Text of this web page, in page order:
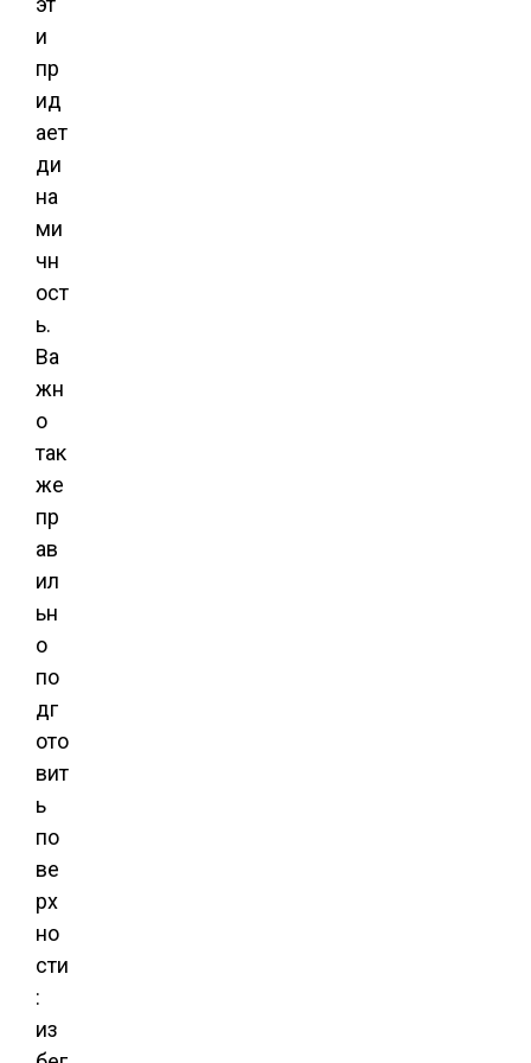
и
пр
ид
ает
ди
на
ми
чн
ост
ь.
Ва
жн
о
так
же
пр
ав
ил
ьн
о
по
дг
ото
вит
ь
по
ве
рх
но
сти
:
из